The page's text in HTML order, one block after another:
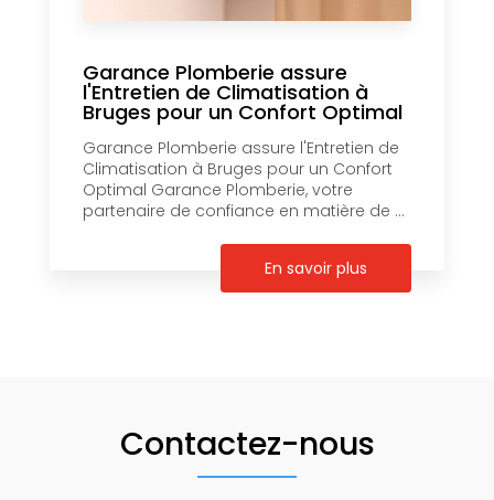
Garance Plomberie assure
l'Entretien de Climatisation à
Bruges pour un Confort Optimal
Garance Plomberie assure l'Entretien de
Climatisation à Bruges pour un Confort
Optimal Garance Plomberie, votre
partenaire de confiance en matière de ...
En savoir plus
Contactez-nous